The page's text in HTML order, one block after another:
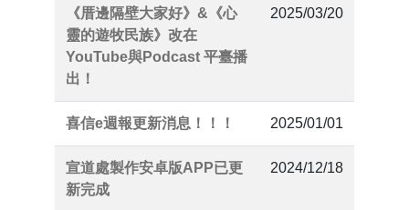
《厝邊隔壁大家好》&《心
靈的遊牧民族》改在
YouTube與Podcast 平臺播
出！
2025/03/20
喜信e週報更新消息！！！ 2025/01/01
宣道處製作安卓版APP已更
新完成
2024/12/18